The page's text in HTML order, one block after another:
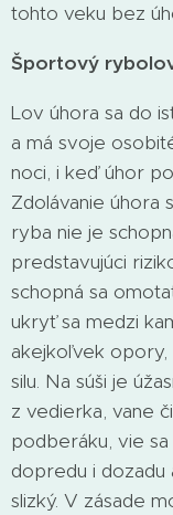
tohto veku bez
Športový
Lov úhora sa do
a má svoje
noci, i keď úhor
Zdolávanie úhora
ryba nie je
predstavujúci
schopná sa
ukryť sa medzi
akejkoľvek
silu. Na súši je
z vedierka, vane
podberáku, vie
dopredu i
slizký. V zásade